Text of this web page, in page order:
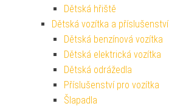
Dětská hřiště
Dětská vozítka a příslušenství
Dětská benzínová vozítka
Dětská elektrická vozítka
Dětská odrážedla
Příslušenství pro vozítka
Šlapadla